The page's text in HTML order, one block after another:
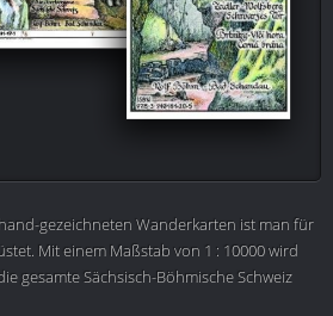
gezeichneten Wanderkarten ist man für
Mit einem Maßstab von 1 : 10000 wird
gesamte Sächsisch-Böhmische Schweiz